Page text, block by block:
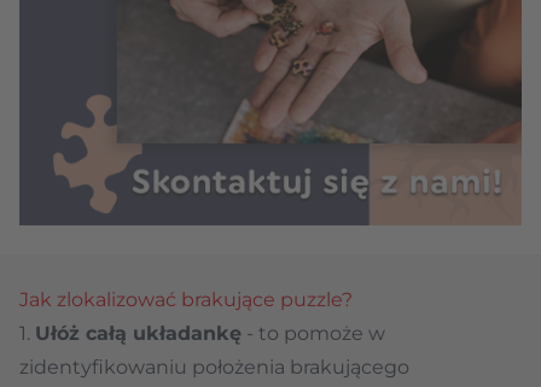
Jak zlokalizować brakujące puzzle?
1. Ułóż całą układankę - to pomoże w
zidentyfikowaniu położenia brakującego